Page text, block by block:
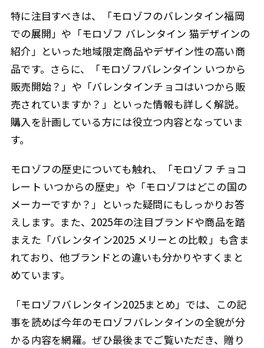
特に注目すべきは、「モロゾフのバレンタイン福岡
での展開」や「モロゾフ バレンタイン 猫デザインの
紹介」といった地域限定商品やデザイン性の高い商
品です。さらに、「モロゾフバレンタイン いつから
販売開始？」や「バレンタインチョコはいつから販
売されていますか？」といった情報も詳しく解説。
購入を計画している方には役立つ内容となっていま
す。
モロゾフの歴史についても触れ、「モロゾフ チョコ
レート いつからの歴史」や「モロゾフはどこの国の
メーカーですか？」といった疑問にもしっかりお答
えします。また、2025年の注目ブランドや商品を踏
まえた「バレンタイン2025 メリーとの比較」も含ま
れており、他ブランドとの違いも分かりやすくまと
めています。
「モロゾフバレンタイン2025まとめ」では、この記
事を読めば今年のモロゾフバレンタインの全貌が分
かる内容を網羅。ぜひ最後までご覧いただき、贈り